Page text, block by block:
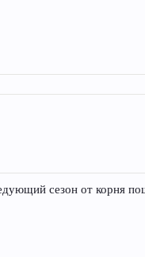
сезон от корня